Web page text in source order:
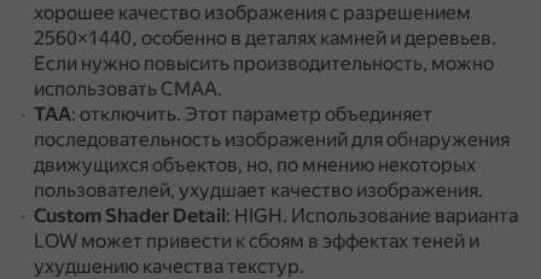
хорошее качество изображения с разрешением
2560×1440, особенно в деталях камней и деревьев.
Если нужно повысить производительность, можно
использовать CMAA.
TAA: отключить. Этот параметр объединяет
последовательность изображений для обнаружения
движущихся объектов, но, по мнению некоторых
пользователей, ухудшает качество изображения.
Custom Shader Detail: HIGH. Использование варианта
LOW может привести к сбоям в эффектах теней и
ухудшению качества текстур.